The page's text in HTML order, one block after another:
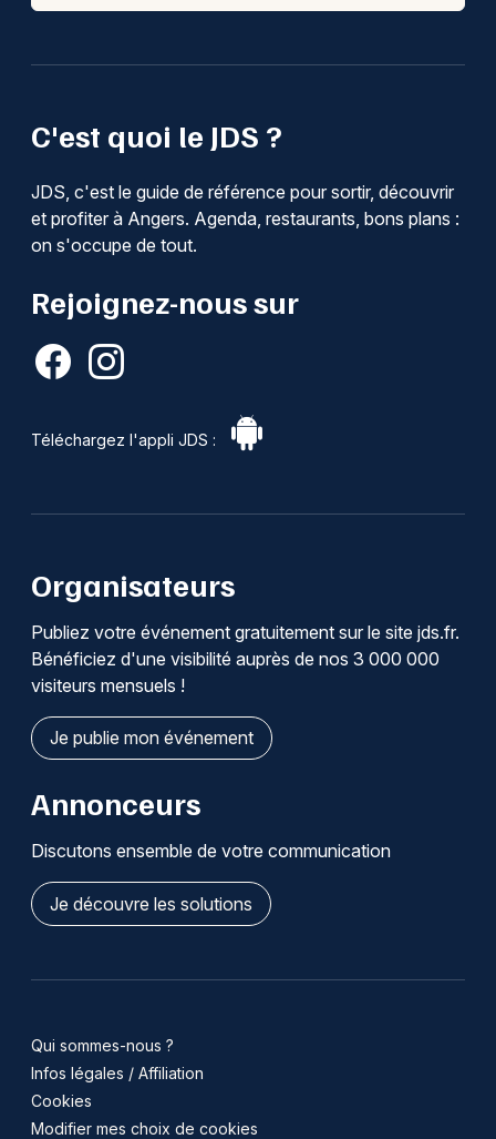
C'est quoi le JDS ?
JDS, c'est le guide de référence pour sortir, découvrir
et profiter à Angers. Agenda, restaurants, bons plans :
on s'occupe de tout.
Rejoignez-nous sur
Téléchargez l'appli JDS :
Organisateurs
Publiez votre événement gratuitement sur le site jds.fr.
Bénéficiez d'une visibilité auprès de nos 3 000 000
visiteurs mensuels !
Je publie mon événement
Annonceurs
Discutons ensemble de votre communication
Je découvre les solutions
Qui sommes-nous ?
Infos légales / Affiliation
Cookies
Modifier mes choix de cookies